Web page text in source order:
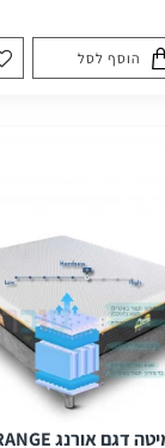
הוסף לסל